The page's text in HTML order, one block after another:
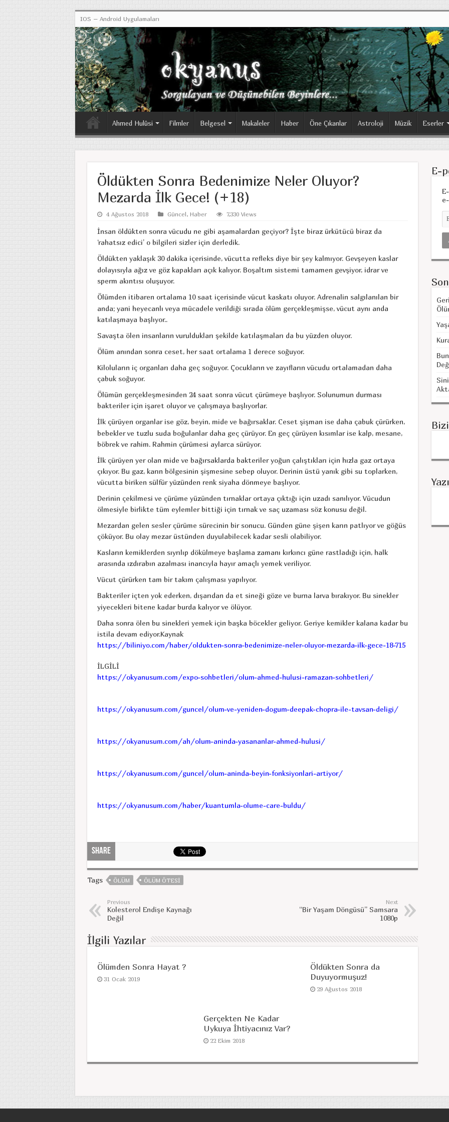
IOS – Android Uygulamaları
Ahmed Hulûsi Filmler Belgesel Makaleler Haber Öne Çıkanlar Astroloji Müzik Eserler
Öldükten Sonra Bedenimize Neler Oluyor?
Mezarda İlk Gece! (+18)
4 Ağustos 2018 Güncel, Haber 7,330 Views
İnsan öldükten sonra vücudu ne gibi aşamalardan geçiyor? İşte biraz ürkütücü biraz da
‘rahatsız edici’ o bilgileri sizler için derledik.
Öldükten yaklaşık 30 dakika içerisinde, vücutta refleks diye bir şey kalmıyor. Gevşeyen kaslar
dolayısıyla ağız ve göz kapakları açık kalıyor. Boşaltım sistemi tamamen gevşiyor, idrar ve
sperm akıntısı oluşuyor.
Ölümden itibaren ortalama 10 saat içerisinde vücut kaskatı oluyor. Adrenalin salgılanılan bir
anda; yani heyecanlı veya mücadele verildiği sırada ölüm gerçekleşmişse, vücut aynı anda
katılaşmaya başlıyor..
Savaşta ölen insanların vuruldukları şekilde katılaşmaları da bu yüzden oluyor.
Ölüm anından sonra ceset, her saat ortalama 1 derece soğuyor.
Kiloluların iç organları daha geç soğuyor. Çocukların ve zayıfların vücudu ortalamadan daha
çabuk soğuyor.
Ölümün gerçekleşmesinden 24 saat sonra vücut çürümeye başlıyor. Solunumun durması
bakteriler için işaret oluyor ve çalışmaya başlıyorlar.
İlk çürüyen organlar ise göz, beyin, mide ve bağırsaklar. Ceset şişman ise daha çabuk çürürken,
bebekler ve tuzlu suda boğulanlar daha geç çürüyor. En geç çürüyen kısımlar ise kalp, mesane,
böbrek ve rahim. Rahmin çürümesi aylarca sürüyor.
İlk çürüyen yer olan mide ve bağırsaklarda bakteriler yoğun çalıştıkları için hızla gaz ortaya
çıkıyor. Bu gaz, karın bölgesinin şişmesine sebep oluyor. Derinin üstü yanık gibi su toplarken,
vücutta biriken sülfür yüzünden renk siyaha dönmeye başlıyor.
Derinin çekilmesi ve çürüme yüzünden tırnaklar ortaya çıktığı için uzadı sanılıyor. Vücudun
ölmesiyle birlikte tüm eylemler bittiği için tırnak ve saç uzaması söz konusu değil.
Mezardan gelen sesler çürüme sürecinin bir sonucu. Günden güne şişen karın patlıyor ve göğüs
çöküyor. Bu olay mezar üstünden duyulabilecek kadar sesli olabiliyor.
Kasların kemiklerden sıyrılıp dökülmeye başlama zamanı kırkıncı güne rastladığı için, halk
arasında ızdırabın azalması inancıyla hayır amaçlı yemek veriliyor.
Vücut çürürken tam bir takım çalışması yapılıyor.
Bakteriler içten yok ederken, dışarıdan da et sineği göze ve burna larva bırakıyor. Bu sinekler
yiyecekleri bitene kadar burda kalıyor ve ölüyor.
Daha sonra ölen bu sinekleri yemek için başka böcekler geliyor. Geriye kemikler kalana kadar bu
istila devam ediyor.Kaynak
https://biliniyo.com/haber/oldukten-sonra-bedenimize-neler-oluyor-mezarda-ilk-gece-18-715
İLGİLİ
https://okyanusum.com/expo-sohbetleri/olum-ahmed-hulusi-ramazan-sohbetleri/
https://okyanusum.com/guncel/olum-ve-yeniden-dogum-deepak-chopra-ile-tavsan-deligi/
https://okyanusum.com/ah/olum-aninda-yasananlar-ahmed-hulusi/
https://okyanusum.com/guncel/olum-aninda-beyin-fonksiyonlari-artiyor/
https://okyanusum.com/haber/kuantumla-olume-care-buldu/
Share
Tags ÖLÜM ÖLÜM ÖTESI
Previous
Kolesterol Endişe Kaynağı
Değil
Next
“Bir Yaşam Döngüsü” Samsara
1080p
İlgili Yazılar
Ölümden Sonra Hayat ?
31 Ocak 2019
Gerçekten Ne Kadar
Uykuya İhtiyacınız Var?
22 Ekim 2018
Öldükten Sonra da
Duyuyormuşuz!
29 Ağustos 2018
E-
Yazı